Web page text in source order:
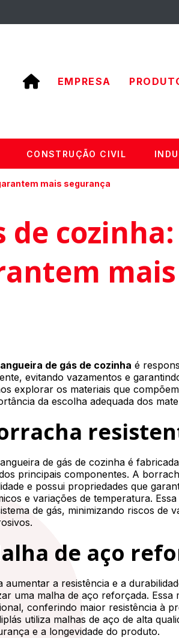
EMPRESA
CONSTRUÇÃO CIVIL
mais segurança
de cozinha:
mais
de gás de cozinha é
evitando vazamentos e
explorar os materiais que
da escolha adequada dos
de gás de cozinha é
principais componentes. A
e possui propriedades que
e variações de temperatura.
de gás, minimizando riscos de
de aço
aumentar a resistência e a
uma malha de aço reforçada.
conferindo maior resistência à
utiliza malhas de aço de alta
e a longevidade do produto.